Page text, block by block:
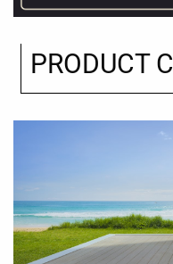
PRODUCT